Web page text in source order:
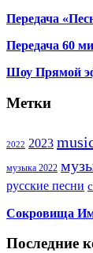
Передача
Передача 60
Шоу Прямой
Метки
2022 2023
музыка 2022
русские песни
Сокровища
Последние